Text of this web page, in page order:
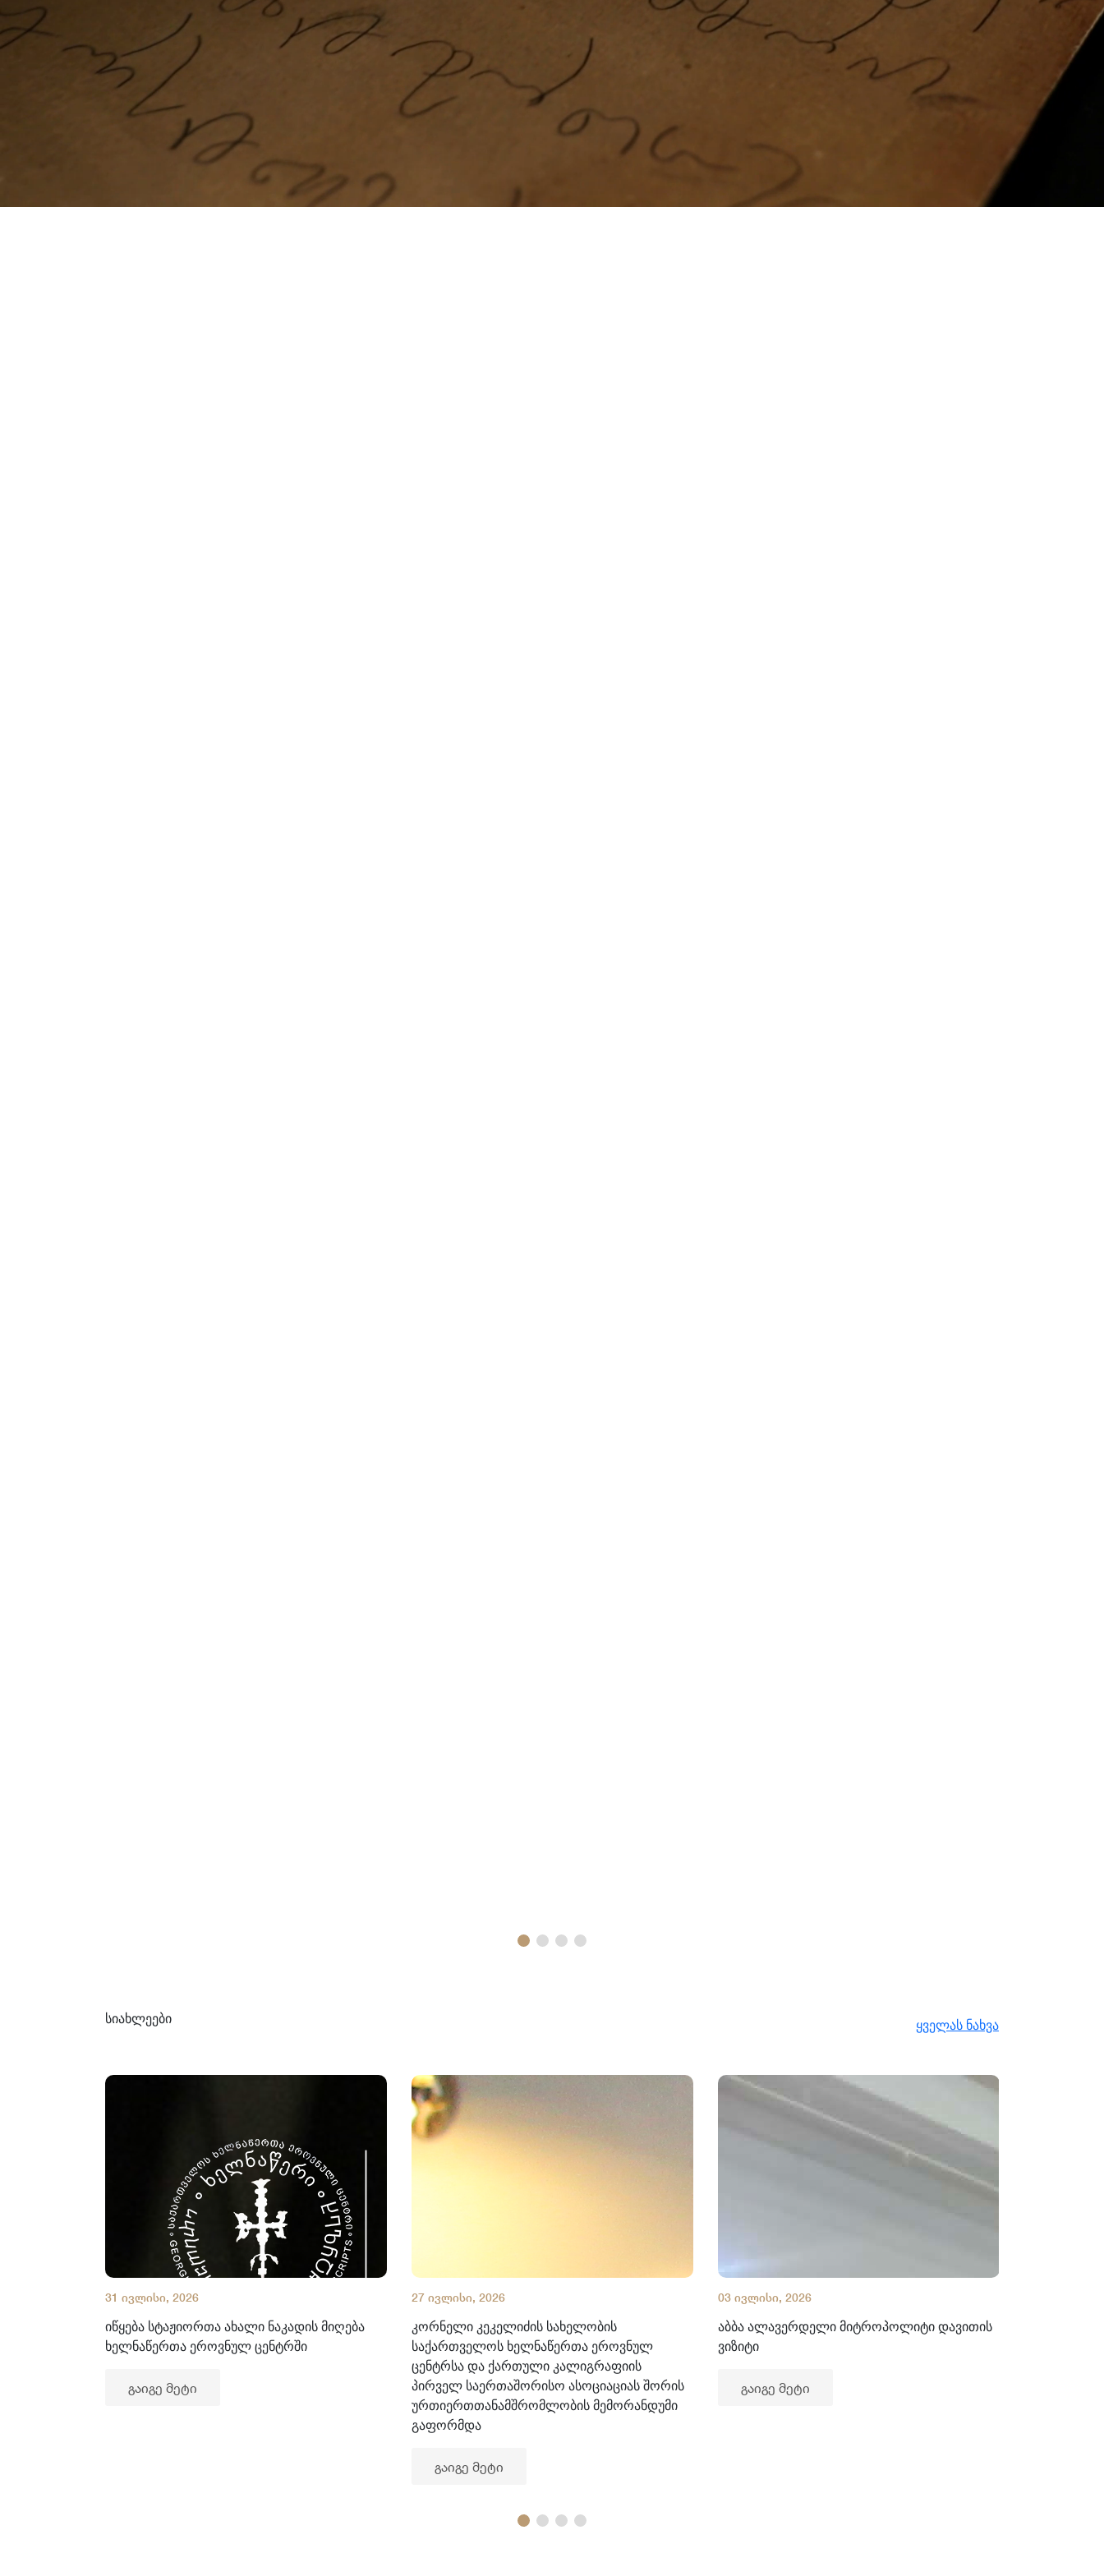
სიახლეები ყველას ნახვა
31 ივლისი, 2026
იწყება სტაჟიორთა ახალი ნაკადის მიღება
ხელნაწერთა ეროვნულ ცენტრში
გაიგე მეტი
27 ივლისი, 2026
კორნელი კეკელიძის სახელობის
საქართველოს ხელნაწერთა ეროვნულ
ცენტრსა და ქართული კალიგრაფიის
პირველ საერთაშორისო ასოციაციას შორის
ურთიერთთანამშრომლობის მემორანდუმი
გაფორმდა
გაიგე მეტი
03 ივლისი, 2026
აბბა ალავერდელი მიტროპოლიტი დავითის
ვიზიტი
გაიგე მეტი